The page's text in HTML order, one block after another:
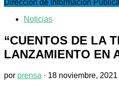
Dirección de Información
Noticias
“CUENTOS DE LA
LANZAMIENTO EN
por prensa · 18 noviembre, 2021